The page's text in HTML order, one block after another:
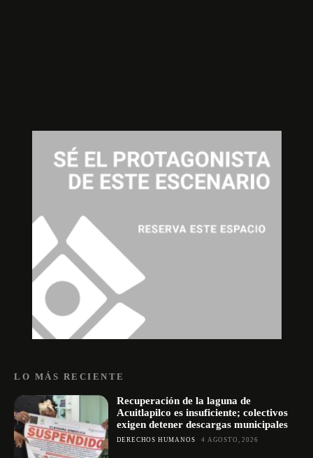
LO MÁS RECIENTE
Recuperación de la laguna de
Acuitlapilco es insuficiente; colectivos
exigen detener descargas municipales
DERECHOS HUMANOS 4 AGOSTO, 2026